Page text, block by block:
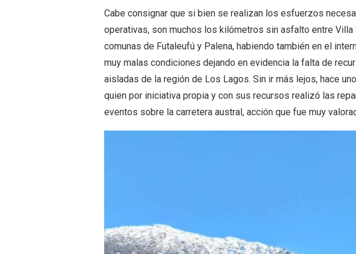
Cabe consignar que si bien se realizan los esfuerzos
operativas, son muchos los kilómetros sin asfalto entre Villa
comunas de Futaleufú y Palena, habiendo también en el
muy malas condiciones dejando en evidencia la falta de
aisladas de la región de Los Lagos. Sin ir más lejos, hace
quien por iniciativa propia y con sus recursos realizó las
eventos sobre la carretera austral, acción que fue muy